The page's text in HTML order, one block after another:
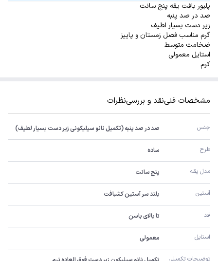
پلیور بافت یقه پنج سانت
صد در صد پنبه
زیر دست بسیار لطیف
گرم مناسب فصل زمستان و پاییز
ضخامت متوسط
استایل معمولی
کرم
مشخصات فنینقد و بررسینظرات
جنس صد در صد پنبه (تکمیل نانو سیلیکونی زیر دست بسیار لطیف)
طرح ساده
مدل یقه پنج سانت
آستین بلند سر آستین کشبافت
قد تا بالای باسن
استایل معمولی
توضیحات تکمیلی